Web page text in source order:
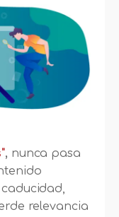
, nunca pasa
relevancia